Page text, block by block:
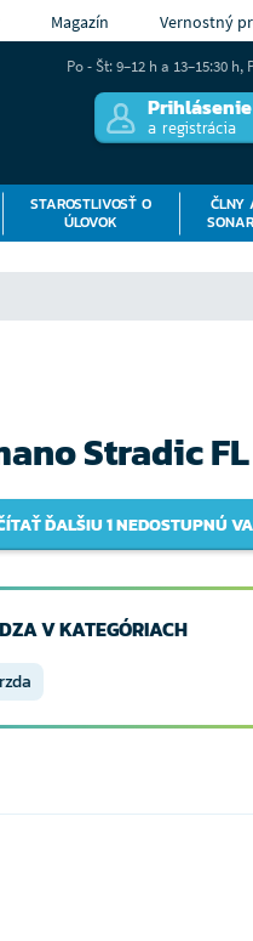
Magazín Vernostný
Prihlásenie
a registrácia
STAROSTLIVOSŤ O
ÚLOVOK
ČLNY
Po - Št: 9–12 h a 13–15:30 h,
Stradic
ĎALŠIU 1 NEDOSTUPNÚ
V KATEGÓRIACH